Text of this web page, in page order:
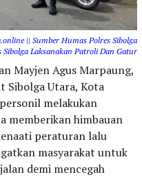
|| Sumber Humas Polres Sibolga
Laksanakan Patroli Dan Gatur
Mayjen Agus Marpaung,
Sibolga Utara, Kota
melakukan
memberikan himbauan
peraturan lalu
masyarakat untuk
demi mencegah